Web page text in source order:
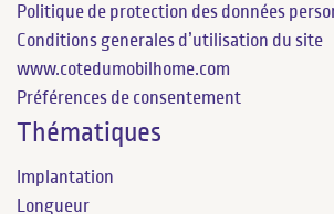
Politique de protection des données
Conditions generales d’utilisation du site
www.cotedumobilhome.com
Préférences de consentement
Thématiques
Implantation
Longueur